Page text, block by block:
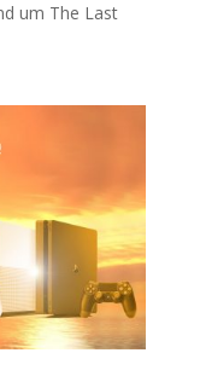
um The Last